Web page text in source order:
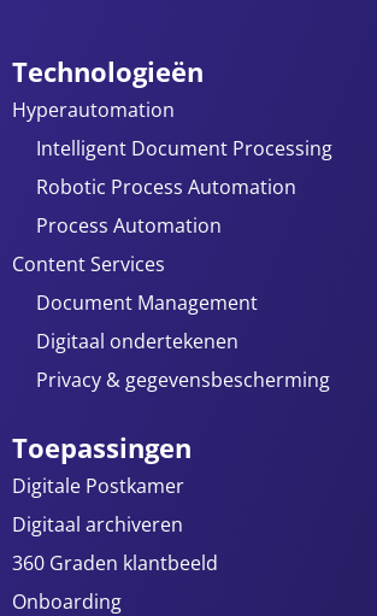
Technologieën
Hyperautomation
Intelligent Document Processing
Robotic Process Automation
Process Automation
Content Services
Document Management
Digitaal ondertekenen
Privacy & gegevensbescherming
Toepassingen
Digitale Postkamer
Digitaal archiveren
360 Graden klantbeeld
Onboarding